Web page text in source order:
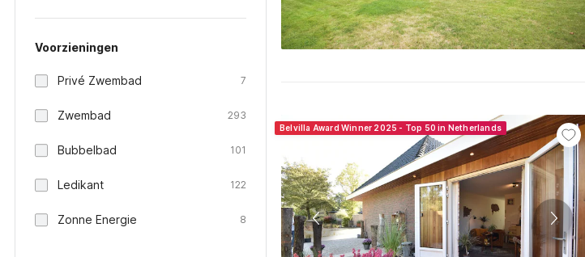
Voorzieningen
Privé Zwembad 7
Zwembad 293
Bubbelbad 101
Ledikant 122
Zonne Energie 8
Belvilla Award Winner 2025 - Top 50 in Netherlands